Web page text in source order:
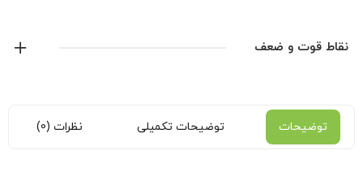
نقاط قوت و ضعف
توضیحات توضیحات تکمیلی نظرات (0)